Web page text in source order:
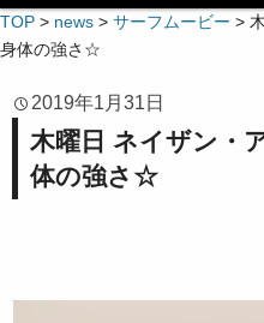
TOP > news > サーフムービー >
身体の強さ☆
2019年1月31日
木曜日 ネイザン・
体の強さ☆